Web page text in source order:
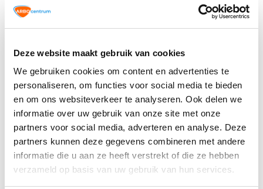
Deze website maakt gebruik van cookies
We gebruiken cookies om content en advertenties te
personaliseren, om functies voor social media te bieden
en om ons websiteverkeer te analyseren. Ook delen we
informatie over uw gebruik van onze site met onze
partners voor social media, adverteren en analyse. Deze
partners kunnen deze gegevens combineren met andere
informatie die u aan ze heeft verstrekt of die ze hebben
verzameld op basis van uw gebruik van hun services.
sectoren zoals bouw, logistiek en industrie gebeuren veel
incidenten. Dit rapport van de Arbeidsinspectie benadrukt
maatregelen, zoals goede training en het onderhoud van
veiligheidsapparatuur is essentieel om de veiligheid te
waarborgen. Veilig kunnen werken is een gezamenlijke
verantwoordelijkheid, zowel voor werkgevers als
werknemers.
Arbeidsongevallen naar oorzaak
Het voldoende voorkomen van arbeidsongevallen blijkt